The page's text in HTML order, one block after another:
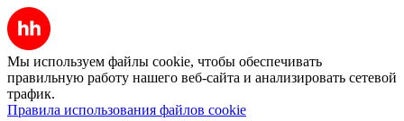
Мы используем файлы cookie, чтобы обеспечивать
правильную работу нашего веб-сайта и анализировать сетевой
трафик.
Правила использования файлов cookie